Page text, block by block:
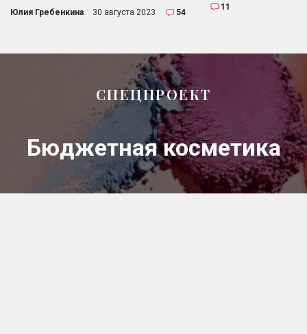
Юлия Гребенкина 30 августа 2023 54
11
СПЕЦПРОЕКТ
Бюджетная косметика